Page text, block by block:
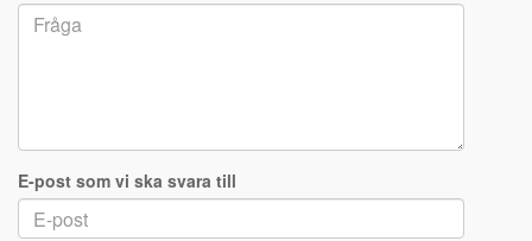
E-post som vi ska svara till